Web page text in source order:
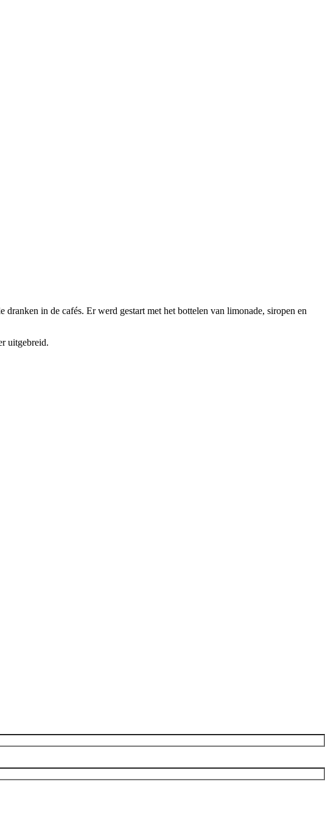
in de cafés. Er werd gestart met het bottelen van limonade, siropen en
uitgebreid.